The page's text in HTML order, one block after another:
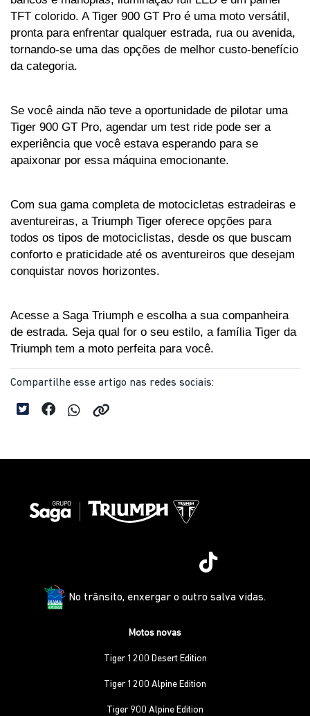
TFT colorido. A Tiger 900 GT Pro é uma moto versátil,
pronta para enfrentar qualquer estrada, rua ou avenida,
tornando-se uma das opções de melhor custo-benefício
da categoria.
Se você ainda não teve a oportunidade de pilotar uma
Tiger 900 GT Pro, agendar um test ride pode ser a
experiência que você estava esperando para se
apaixonar por essa máquina emocionante.
Com sua gama completa de motocicletas estradeiras e
aventureiras, a Triumph Tiger oferece opções para
todos os tipos de motociclistas, desde os que buscam
conforto e praticidade até os aventureiros que desejam
conquistar novos horizontes.
Acesse a Saga Triumph e escolha a sua companheira
de estrada. Seja qual for o seu estilo, a família Tiger da
Triumph tem a moto perfeita para você.
Compartilhe esse artigo nas redes sociais:
No trânsito, enxergar o outro salva vidas.
Motos novas
Tiger 1200 Desert Edition
Tiger 1200 Alpine Edition
Tiger 900 Alpine Edition